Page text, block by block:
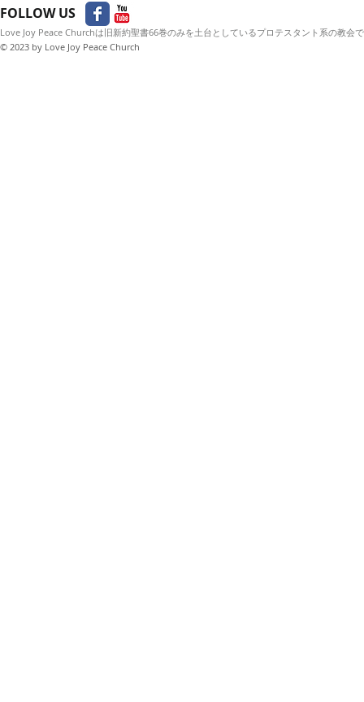
FOLLOW US
Love Joy Peace Churchは旧新約聖書66巻のみを土台としているプロテスタント系の教会
© 2023 by Love Joy Peace Church